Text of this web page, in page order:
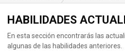
HABILIDADES
En esta sección encontrarás las
algunas de las habilidades anteriores.